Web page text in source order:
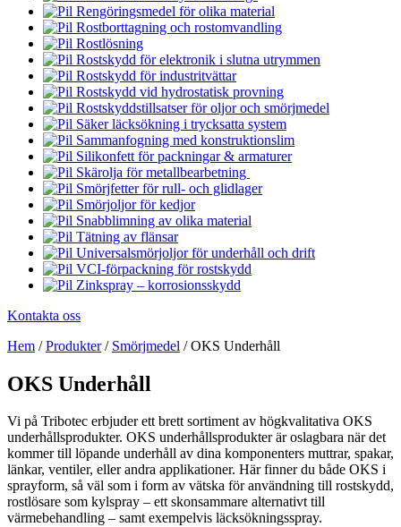
Rengöringsmedel för olika material
Rostborttagning och rostomvandling
Rostlösning
Rostskydd för elektronik i slutna utrymmen
Rostskydd för industritvättar
Rostskydd vid hydrostatisk provning
Rostskyddstillsatser för oljor och smörjmedel
Säker läcksökning i trycksatta system
Sammanfogning med konstruktionslim
Silikonfett för packningar & armaturer
Skärolja för metallbearbetning
Smörjfetter för rull- och glidlager
Smörjoljor för kedjor
Snabblimning av olika material
Tätning av flänsar
Universalsmörjoljor för underhåll och drift
VCI-förpackning för rostskydd
Zinkspray – korrosionsskydd
Kontakta oss
Hem /Produkter/ Smörjmedel /OKS Underhåll
OKS Underhåll
Vi på Tribotec erbjuder ett brett sortiment av högkvalitativa OKS
underhållsprodukter. OKS underhållsprodukter är oslagbara när det
kommer till löpande underhåll av dina komponenters muttrar, spakar,
länkar, ventiler, eller andra applikationer. Här finner du både OKS i
sprayform, så väl som i form av vätska för användning till rostskydd,
rostlösare som kylspray – ett skonsammare alternativt till
värmebehandling – samt exempelvis läcksökningsspray.